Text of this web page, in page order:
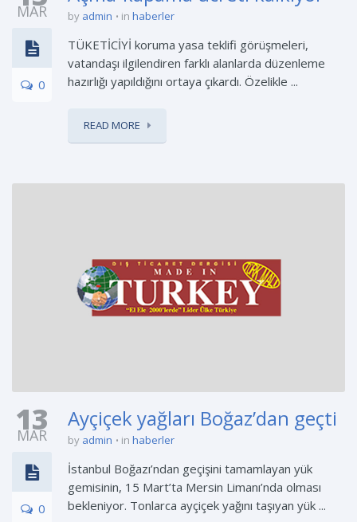
MAR
0
by admin in haberler
TÜKETİCİYİ koruma yasa teklifi görüşmeleri,
vatandaşı ilgilendiren farklı alanlarda düzenleme
hazırlığı yapıldığını ortaya çıkardı. Özelikle ...
READ MORE
13
MAR
0
Ayçiçek yağları Boğaz’dan geçti
by admin in haberler
İstanbul Boğazı’ndan geçişini tamamlayan yük
gemisinin, 15 Mart’ta Mersin Limanı’nda olması
bekleniyor. Tonlarca ayçiçek yağını taşıyan yük ...